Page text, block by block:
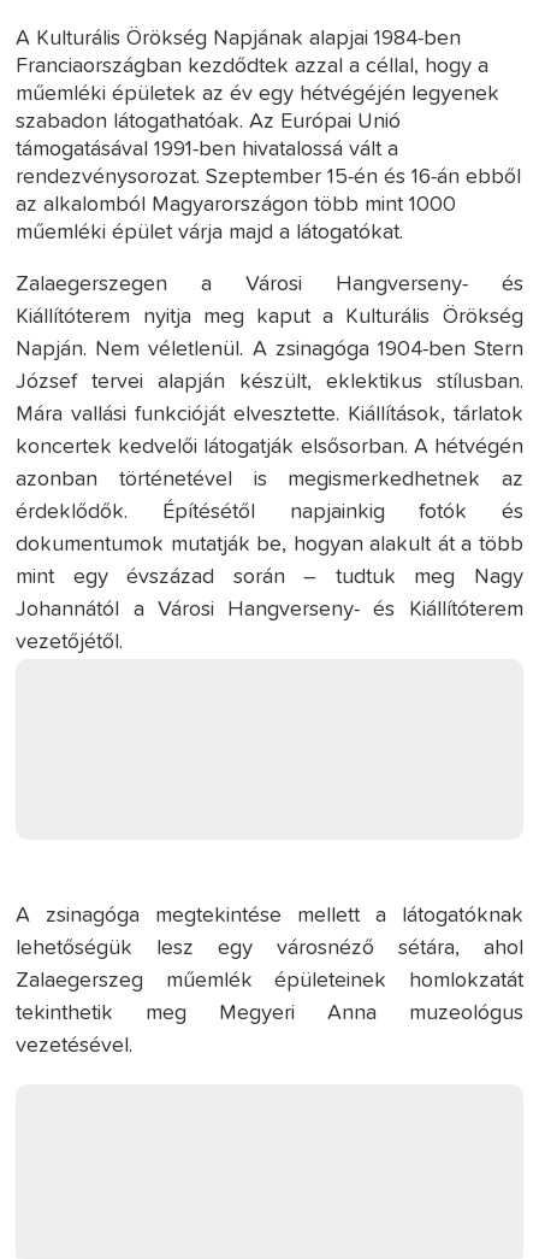
A Kulturális Örökség Napjának alapjai 1984-ben
Franciaországban kezdődtek azzal a céllal, hogy a
műemléki épületek az év egy hétvégéjén legyenek
szabadon látogathatóak. Az Európai Unió
támogatásával 1991-ben hivatalossá vált a
rendezvénysorozat. Szeptember 15-én és 16-án ebből
az alkalomból Magyarországon több mint 1000
műemléki épület várja majd a látogatókat.
Zalaegerszegen a Városi Hangverseny- és
Kiállítóterem nyitja meg kaput a Kulturális Örökség
Napján. Nem véletlenül. A zsinagóga 1904-ben Stern
József tervei alapján készült, eklektikus stílusban.
Mára vallási funkcióját elvesztette. Kiállítások, tárlatok
koncertek kedvelői látogatják elsősorban. A hétvégén
azonban történetével is megismerkedhetnek az
érdeklődők. Építésétől napjainkig fotók és
dokumentumok mutatják be, hogyan alakult át a több
mint egy évszázad során – tudtuk meg Nagy
Johannától a Városi Hangverseny- és Kiállítóterem
vezetőjétől.
A zsinagóga megtekintése mellett a látogatóknak
lehetőségük lesz egy városnéző sétára, ahol
Zalaegerszeg műemlék épületeinek homlokzatát
tekinthetik meg Megyeri Anna muzeológus
vezetésével.